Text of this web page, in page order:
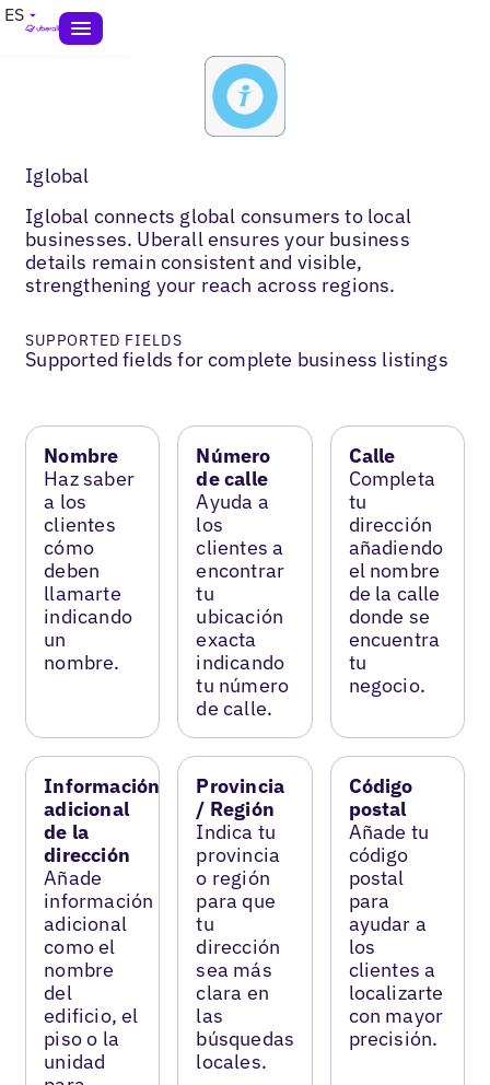
ES
Iglobal
Iglobal connects global consumers to local
businesses. Uberall ensures your business
details remain consistent and visible,
strengthening your reach across regions.
SUPPORTED FIELDS
Supported fields for complete business listings
Nombre
Haz saber
a los
clientes
cómo
deben
llamarte
indicando
un
nombre.
Número
de calle
Ayuda a
los
clientes a
encontrar
tu
ubicación
exacta
indicando
tu número
de calle.
Calle
Completa
tu
dirección
añadiendo
el nombre
de la calle
donde se
encuentra
tu
negocio.
Información
adicional
de la
dirección
Añade
información
adicional
como el
nombre
del
edificio, el
piso o la
unidad
Provincia
/ Región
Indica tu
provincia
o región
para que
tu
dirección
sea más
clara en
las
búsquedas
locales.
Código
postal
Añade tu
código
postal
para
ayudar a
los
clientes a
localizarte
con mayor
precisión.